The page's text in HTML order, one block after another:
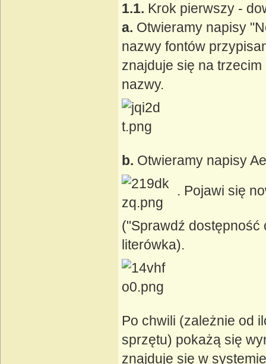
1.1. Krok pierwszy -
a. Otwieramy napisy
nazwy fontów
znajduje się na
nazwy.
b. Otwieramy napisy
. Pojawi się
("Sprawdź dostępność
literówka).
Po chwili (zależnie od
sprzętu) pokażą się
znajduje się w